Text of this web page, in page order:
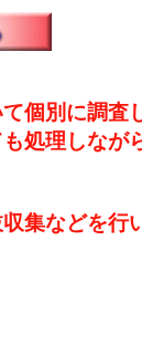
別に調査
処理しなが
収集などを